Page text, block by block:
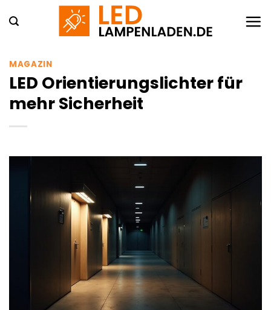
Inhalt
MAGAZIN
LED Orientierungslichter für
mehr Sicherheit